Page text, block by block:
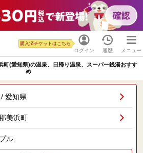
ログイン
購入済チケットはこちら
履歴 メニュー
町(愛知県)の温泉、日帰り温泉、スーパー銭湯おすす
め
愛知県
美浜町
ル